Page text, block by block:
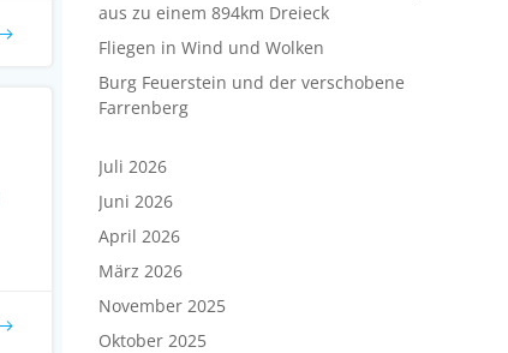
aus zu einem 894km Dreieck
Fliegen in Wind und Wolken
Burg Feuerstein und der verschobene
Farrenberg
Juli 2026
Juni 2026
April 2026
März 2026
November 2025
Oktober 2025